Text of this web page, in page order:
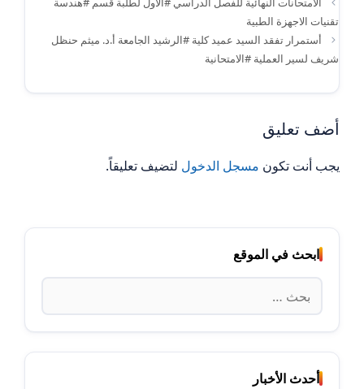
تقنيات الاجهزة الطبية
أستمرار تفقد السيد عميد كلية #الرشيد الجامعة أ.د. ميثم حنظل
شريف لسير العملية #الامتحانية
أضف تعليق
يجب أنت تكون مسجل الدخول لتضيف تعليقاً.
ابحث في الموقع
البحث
عن:
أحدث الأخبار